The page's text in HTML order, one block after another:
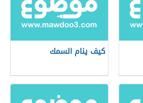
كيف ينام السمك